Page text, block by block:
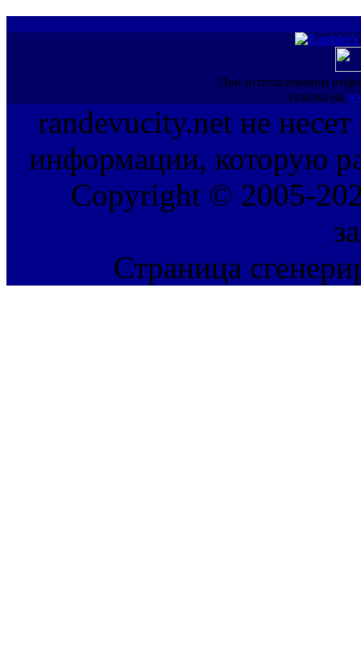
При использовании
ссылка на
randevucity.net не несет
информации, которую
Copyright © 2005-
Страница